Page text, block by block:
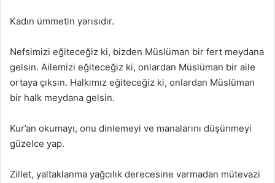
Kadın ümmetin yarısıdır.
Nefsimizi eğiteceğiz ki, bizden Müslüman bir fert meydana
gelsin. Ailemizi eğiteceğiz ki, onlardan Müslüman bir aile
ortaya çıksın. Halkımız eğiteceğiz ki, onlardan Müslüman
bir halk meydana gelsin.
Kur’an okumayı, onu dinlemeyi ve manalarını düşünmeyi
güzelce yap.
Zillet, yaltaklanma yağcılık derecesine varmadan mütevazi